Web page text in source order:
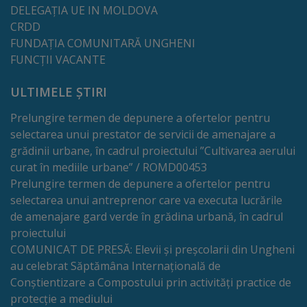
Bugetare
participativă
Utile
Transport
Rețeaua
transportului
public
Lista
stațiilor
DELEGAȚIA UE IN MOLDOVA
CRDD
FUNDAȚIA COMUNITARĂ UNGHENI
FUNCȚII VACANTE
ULTIMELE ȘTIRI
Prelungire termen de depunere a ofertelor pentru
selectarea unui prestator de servicii de amenajare a
grădinii urbane, în cadrul proiectului ”Cultivarea aerului
curat în mediile urbane” / ROMD00453
Prelungire termen de depunere a ofertelor pentru
selectarea unui antreprenor care va executa lucrările
de amenajare gard verde în grădina urbană, în cadrul
proiectului
COMUNICAT DE PRESĂ: Elevii și preșcolarii din Ungheni
au celebrat Săptămâna Internațională de
Conștientizare a Compostului prin activități practice de
protecție a mediului